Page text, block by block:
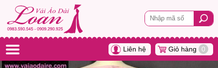
Liên hệ Giỏ hàng 0